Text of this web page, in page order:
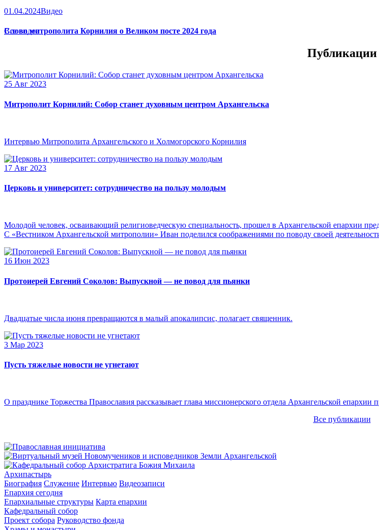
01.04.2024Видео
Слово митрополита Корнилия о Великом посте 2024 года
Все видео
Публикации
25 Авг 2023
Митрополит Корнилий: Собор станет духовным центром Архангельска
Интервью Митрополита Архангельского и Холмогорского Корнилия
17 Авг 2023
Церковь и университет: сотрудничество на пользу молодым
Молодой человек, осваивающий религиоведческую специальность, прошел в Архангельской епархии
С «Вестником Архангельской митрополии» Иван поделился соображениями по поводу своей
16 Июн 2023
Протоиерей Евгений Соколов: Выпускной — не повод для пьянки
Двадцатые числа июня превращаются в малый апокалипсис, полагает священник.
3 Мар 2023
Пусть тяжелые новости не угнетают
О празднике Торжества Православия рассказывает глава миссионерского отдела Архангельской епархии
Все публикации
Архипастырь
Биография Служение Интервью Видеозаписи
Епархия сегодня
Епархиальные структуры Карта епархии
Кафедральный собор
Проект собора Руководство фонда